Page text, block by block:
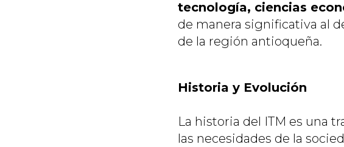
tecnología, ciencias
de manera significativa al
de la región antioqueña.
Historia y Evolución
La historia del ITM es una
las necesidades de la